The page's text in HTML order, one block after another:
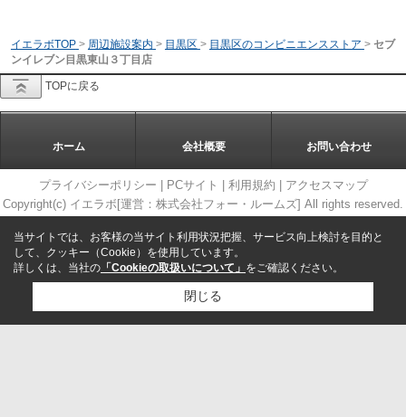
イエラボTOP > 周辺施設案内 > 目黒区 > 目黒区のコンビニエンスストア > セブ
ンイレブン目黒東山３丁目店
TOPに戻る
ホーム 会社概要 お問い合わせ
プライバシーポリシー PCサイト 利用規約
アクセスマップ
Copyright(c) イエラボ[運営：株式会社フォー・ルームズ] All rights reserved.
当サイトでは、お客様の当サイト利用状況把握、サービス向上検討を目的と
して、クッキー（Cookie）を使用しています。
詳しくは、当社の 「Cookieの取扱いについて」 をご確認ください。
閉じる